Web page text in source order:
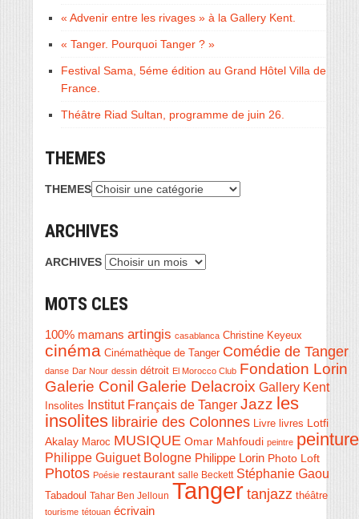
« Advenir entre les rivages » à la Gallery Kent.
« Tanger. Pourquoi Tanger ? »
Festival Sama, 5éme édition au Grand Hôtel Villa de
France.
Théâtre Riad Sultan, programme de juin 26.
THEMES
THEMES
ARCHIVES
ARCHIVES
MOTS CLES
100% mamans artingis casablanca Christine Keyeux
cinéma Cinémathèque de Tanger Comédie de Tanger
danse Dar Nour dessin détroit El Morocco Club Fondation Lorin
Galerie Conil Galerie Delacroix Gallery Kent
Insolites Institut Français de Tanger Jazz les
insolites librairie des Colonnes Livre livres Lotfi
Akalay Maroc MUSIQUE Omar Mahfoudi peintre peinture
Philippe Guiguet Bologne Philippe Lorin Photo Loft
Photos Poésie restaurant salle Beckett Stéphanie Gaou
Tabadoul Tahar Ben Jelloun Tanger tanjazz théâtre
tourisme tétouan écrivain